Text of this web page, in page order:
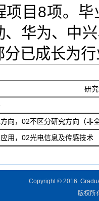
项目8项。
、华为、中
分已成长为
研
向，02不区分研究方向（非
用，02光电信息及传感技术
Copyright © 2016.
版权所